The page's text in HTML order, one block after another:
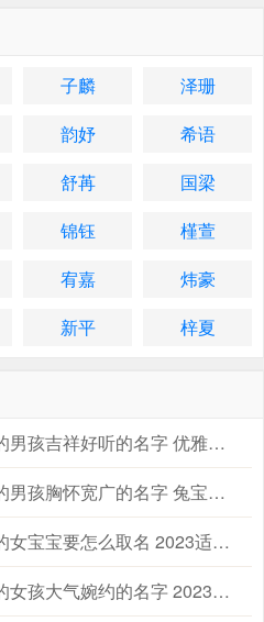
子麟
泽珊
韵妤
希语
舒苒
国梁
锦钰
槿萱
宥嘉
炜豪
新平 梓夏
2023年农历四月十九出生的男孩吉祥好听的名字 优雅的兔男宝宝名字大全
2023年农历四月十七出生的男孩胸怀宽广的名字 兔宝宝起名字大全男孩生辰八字起名
2023年农历四月十三出生的女宝宝要怎么取名 2023适合属兔的女孩宝宝名字大全
2023年农历四月十七出生的女孩大气婉约的名字 2023兔年宝宝女孩子取名字大全